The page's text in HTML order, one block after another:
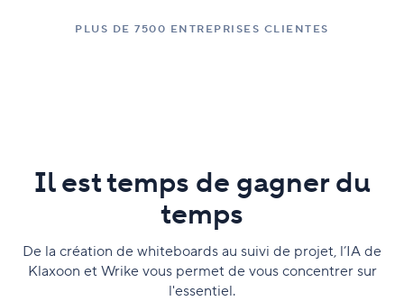
PLUS DE 7500 ENTREPRISES CLIENTES
Il est temps de gagner du
temps
De la création de whiteboards au suivi de projet, l’IA de
Klaxoon et Wrike vous permet de vous concentrer sur
l'essentiel.